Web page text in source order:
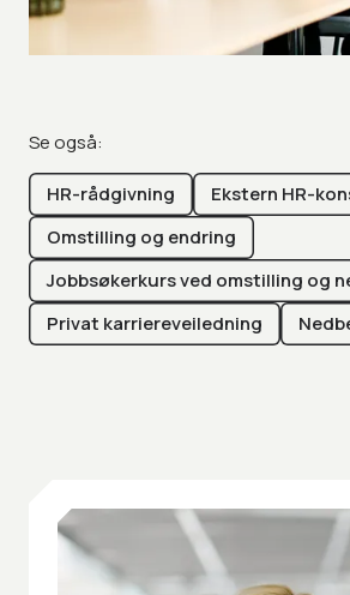
Se også:
HR-rådgivning
Ekstern HR-
Omstilling og endring
Jobbsøkerkurs ved omstilling og
Privat karriereveiledning